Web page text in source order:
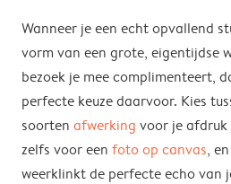
Wanneer je een echt opvallend
vorm van een grote, eigentijdse
bezoek je mee complimenteert,
perfecte keuze daarvoor. Kies
soorten afwerking voor je
zelfs voor een foto op canvas,
weerklinkt de perfecte echo van